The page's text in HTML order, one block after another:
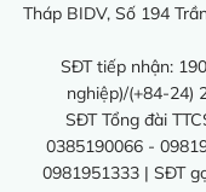
Tháp BIDV, Số 194
SĐT tiếp nhận:
nghiệp)/(+84-24)
SĐT Tổng đài
0385190066 -
0981951333 | SĐT